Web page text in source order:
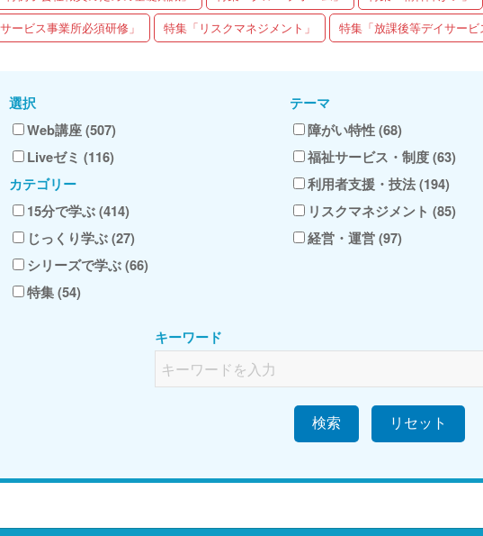
ービス事業所必須研修」
特集「リスクマネジメント」 特集「放課後等デイサービ
選択
Web講座 (507)
Liveゼミ (116)
カテゴリー
15分で学ぶ (414)
じっくり学ぶ (27)
シリーズで学ぶ (66)
特集 (54)
テーマ
障がい特性 (68)
福祉サービス・制度 (63)
利用者支援・技法 (194)
リスクマネジメント (85)
経営・運営 (97)
キーワード
検索